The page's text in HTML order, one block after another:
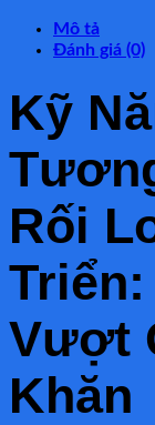
Mô tả
Đánh giá (0)
Kỹ
Rối
Vượt
Khăn